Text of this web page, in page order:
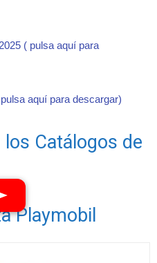
( pulsa aquí para
aquí para descargar)
Catálogos de
Playmobil